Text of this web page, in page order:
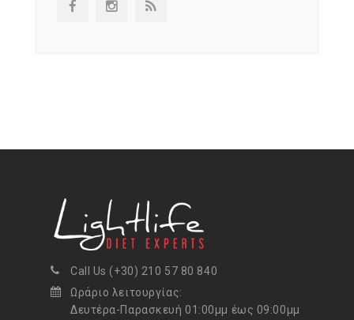
Call Us (+30) 210 57 80 840
Ωράριο λειτουργίας:
Δευτέρα-Παρασκευή 01:00μμ έως 09:00μμ